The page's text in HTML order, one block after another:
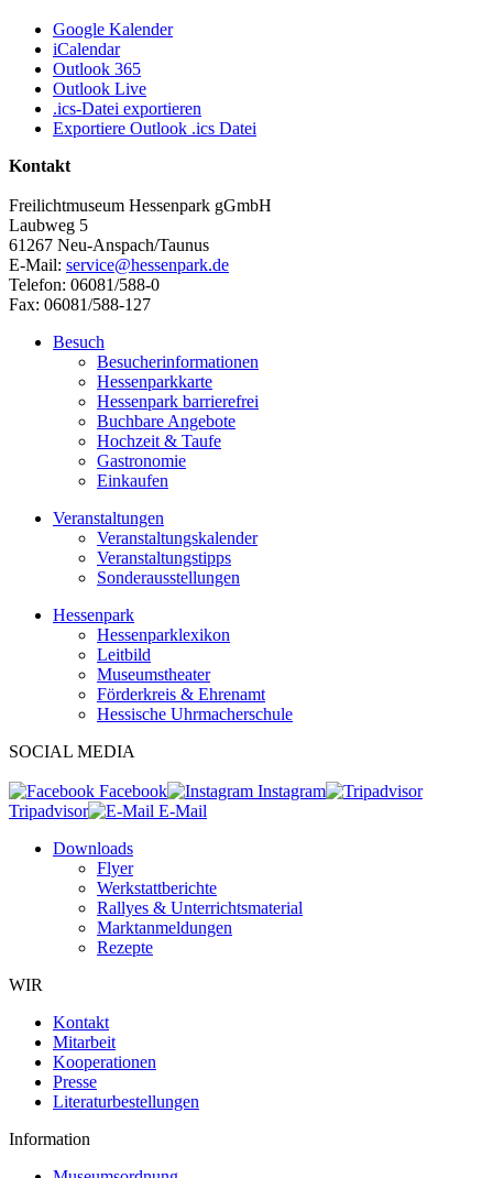
Google Kalender
iCalendar
Outlook 365
Outlook Live
.ics-Datei exportieren
Exportiere Outlook .ics Datei
Kontakt
Freilichtmuseum Hessenpark gGmbH
Laubweg 5
61267 Neu-Anspach/Taunus
E-Mail: service@hessenpark.de
Telefon: 06081/588-0
Fax: 06081/588-127
Besuch
Besucherinformationen
Hessenparkkarte
Hessenpark barrierefrei
Buchbare Angebote
Hochzeit & Taufe
Gastronomie
Einkaufen
Veranstaltungen
Veranstaltungskalender
Veranstaltungstipps
Sonderausstellungen
Hessenpark
Hessenparklexikon
Leitbild
Museumstheater
Förderkreis & Ehrenamt
Hessische Uhrmacherschule
SOCIAL MEDIA
Facebook
Instagram
Tripadvisor
E-Mail
Downloads
Flyer
Werkstattberichte
Rallyes & Unterrichtsmaterial
Marktanmeldungen
Rezepte
WIR
Kontakt
Mitarbeit
Kooperationen
Presse
Literaturbestellungen
Information